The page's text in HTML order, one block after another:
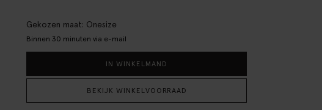
Gekozen maat: Onesize
Binnen 30 minuten via e-mail
IN WINKELMAND
BEKIJK WINKELVOORRAAD